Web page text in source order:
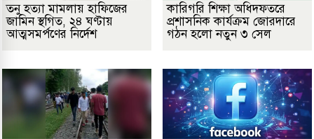
তনু হত্যা মামলায় হাফিজের
জামিন স্থগিত, ২৪ ঘণ্টায়
আত্মসমর্পণের নির্দেশ
কারিগরি শিক্ষা অধিদফতরে
প্রশাসনিক কার্যক্রম জোরদারে
গঠন হলো নতুন ৩ সেল